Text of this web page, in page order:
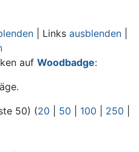
| Links ausblenden
auf Woodbadge:
50) (20 50 100 250